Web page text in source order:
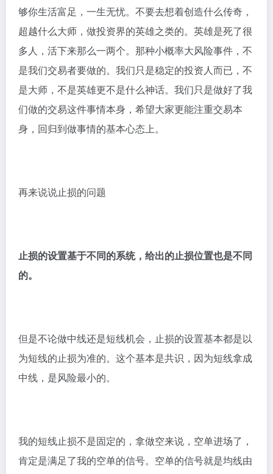
够你生活富足，一生无忧。不要去想着创造什么传奇，
超越什么大师，做投资界的英雄之类的。英雄是死了很
多人，活下来那么一两个。那种小概率大风险事件，不
是我们交易者要做的。我们只是稳定的投资人而已，不
是大师，不是英雄更不是什么神话。我们只是做好了我
们做的交易这件事情本身，希望大家更能注重交易本
身，回归到做事情的基本心态上。
再来说说止损的问题
止损的设置基于不同的系统，给出的止损位置也是不同
的。
但是不论做中线还是短线机会，止损的设置基本都是以
为短线的止损为准的。这个基本是共识，因为短线拿成
中线，是风险最小的。
我的短线止损不是固定的，拿做空来说，空单进场了，
肯定是满足了我的空单的信号。空单的信号就是均线由